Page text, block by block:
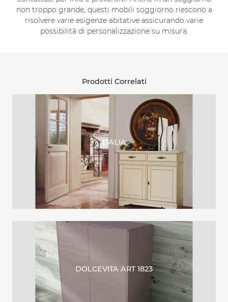
non troppo grande, questi mobili soggiorno riescono a
risolvere varie esigenze abitative assicurando varie
possibilità di personalizzazione su misura.
Prodotti Correlati
DALIA
DOLCEVITA ART 1823